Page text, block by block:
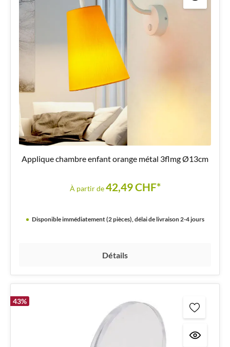
Applique chambre enfant orange métal 3flmg Ø13cm
À partir de42,49 CHF*
Disponible immédiatement (2 pièces), délai de livraison 2-4 jours
Détails
43%